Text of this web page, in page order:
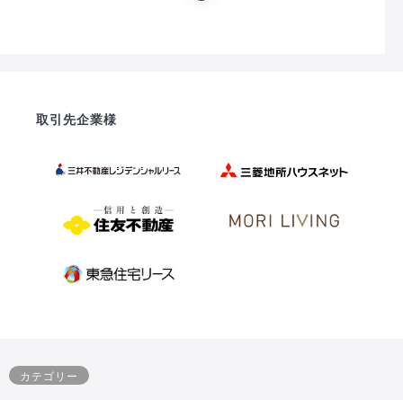
取引先企業様
カテゴリー